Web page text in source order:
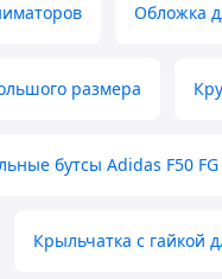
Обложка
размера
бутсы Adidas F50 FG
Крыльчатка с гайкой